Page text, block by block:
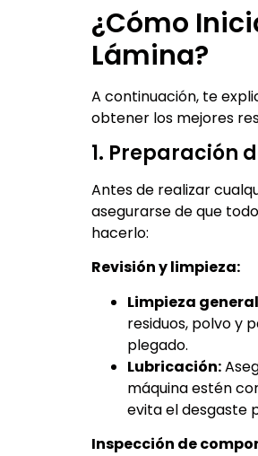
¿Cómo
Lámina?
A continuación, te
obtener los mejores
1. Preparación
Antes de realizar
asegurarse de que
hacerlo:
Revisión y limpieza:
Limpieza
residuos, polvo y
plegado.
Lubricación:
máquina estén
evita el desgaste
Inspección de